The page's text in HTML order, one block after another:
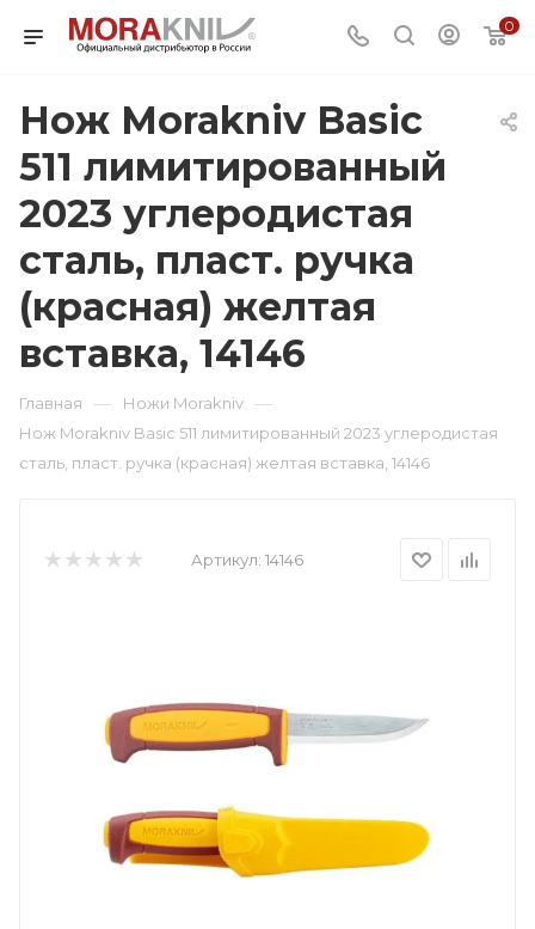
0
Нож Morakniv Basic
511 лимитированный
2023 углеродистая
сталь, пласт. ручка
(красная) желтая
вставка, 14146
Главная — Ножи Morakniv —
Нож Morakniv Basic 511 лимитированный 2023 углеродистая
сталь, пласт. ручка (красная) желтая вставка, 14146
Артикул: 14146